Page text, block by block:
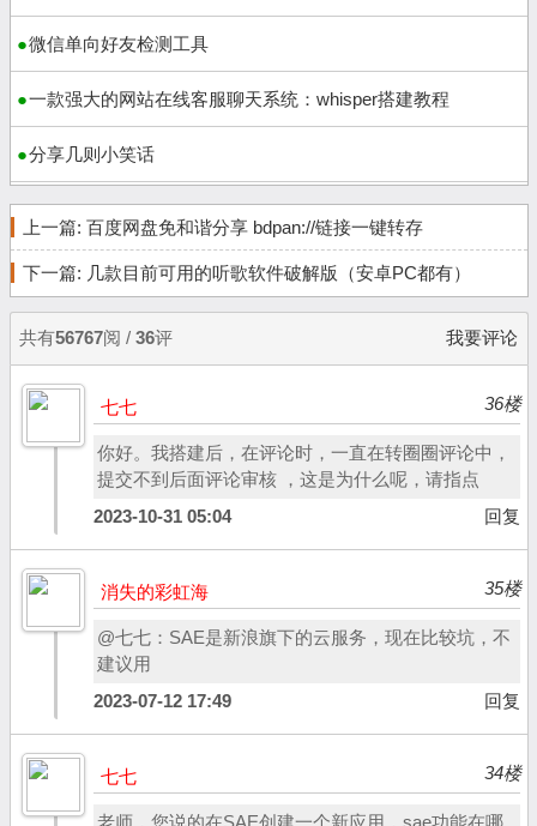
微信单向好友检测工具
一款强大的网站在线客服聊天系统：whisper搭建教程
分享几则小笑话
上一篇: 百度网盘免和谐分享 bdpan://链接一键转存
下一篇: 几款目前可用的听歌软件破解版（安卓PC都有）
共有56767阅 / 36评 我要评论
七七 36楼
你好。我搭建后，在评论时，一直在转圈圈评论中，
提交不到后面评论审核 ，这是为什么呢，请指点
2023-10-31 05:04
回复
消失的彩虹海 35楼
@七七：SAE是新浪旗下的云服务，现在比较坑，不
建议用
2023-07-12 17:49
回复
七七 34楼